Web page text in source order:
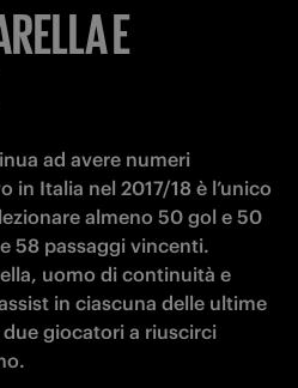
E
ad avere numeri
in Italia nel 2017/18 è l’unico
almeno 50 gol e 50
58 passaggi vincenti.
uomo di continuità e
in ciascuna delle ultime
giocatori a riuscirci